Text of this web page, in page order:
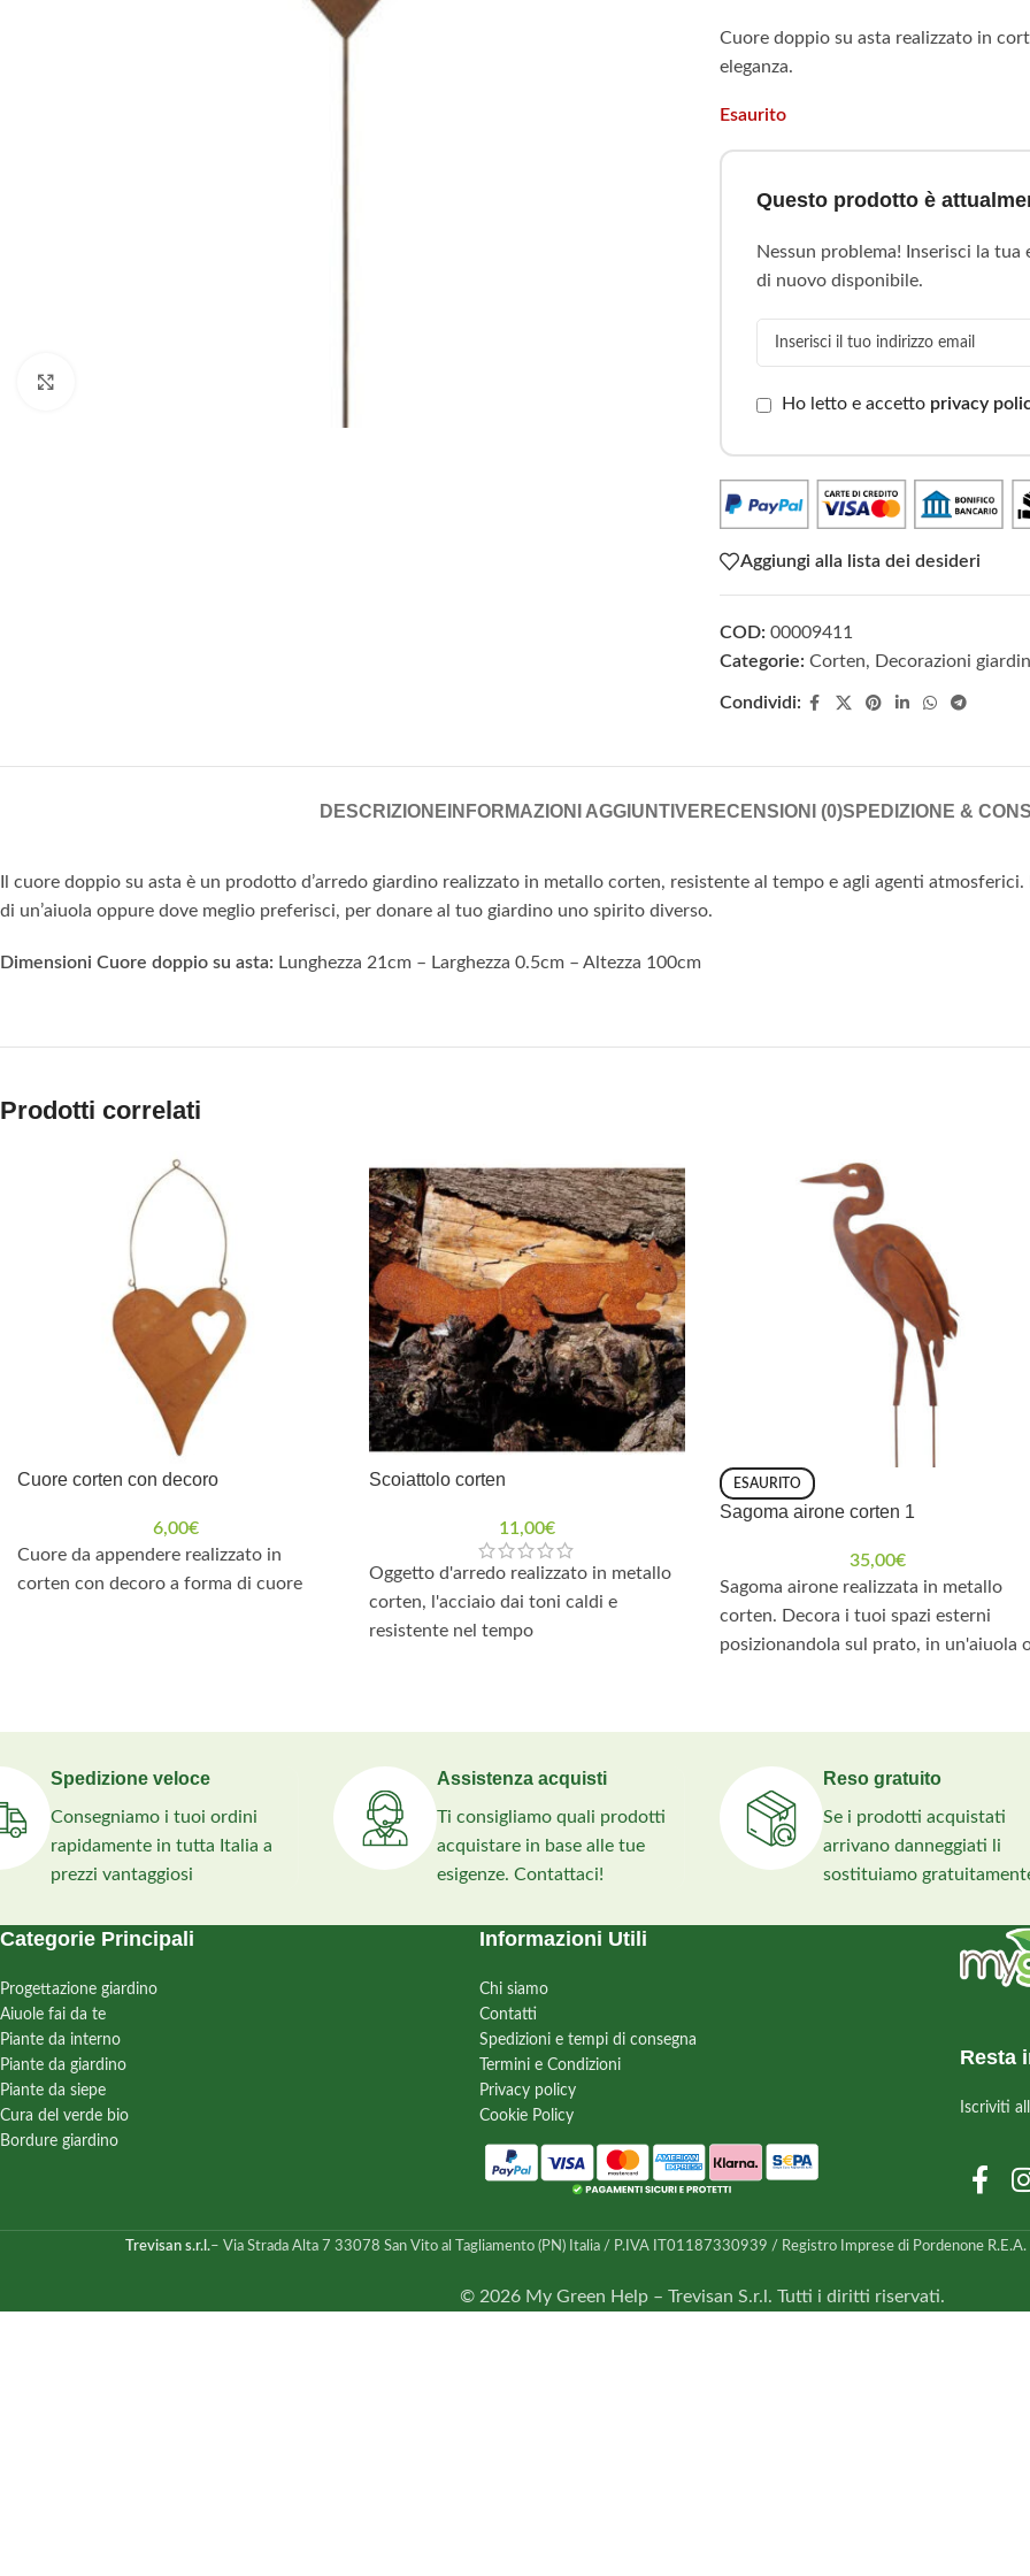
Cuore doppio su asta realizzato in
eleganza.
Esaurito
Questo prodotto è
Nessun problema! Inserisci la tua
di nuovo disponibile.
Ho letto e accetto privacy
Aggiungi alla lista dei desideri
COD: 00009411
Categorie: Corten, Decorazioni
Condividi:
DESCRIZIONE INFORMAZIONI AGGIUNTIVE RECENSIONI (0)SPEDIZIONE &
Il cuore doppio su asta è un prodotto d’arredo giardino realizzato in metallo corten, resistente al tempo e agli agenti
di un’aiuola oppure dove meglio preferisci, per donare al tuo giardino uno spirito diverso.
Dimensioni Cuore doppio su asta: Lunghezza 21cm – Larghezza 0.5cm – Altezza 100cm
Prodotti correlati
Cuore corten con decoro
6,00€
Cuore da appendere realizzato in
corten con decoro a forma di cuore
Scoiattolo corten
11,00€
Oggetto d'arredo realizzato in metallo
corten, l'acciaio dai toni caldi e
resistente nel tempo
ESAURITO
Sagoma airone corten 1
35,00€
Sagoma airone realizzata in metallo
corten. Decora i tuoi spazi esterni
posizionandola sul prato, in un'aiuola
Spedizione veloce
Consegniamo i tuoi ordini
rapidamente in tutta Italia a
prezzi vantaggiosi
Assistenza acquisti
Ti consigliamo quali prodotti
acquistare in base alle tue
esigenze. Contattaci!
Reso gratuito
Se i prodotti acquistati
arrivano danneggiati li
sostituiamo
Categorie Principali
Progettazione giardino
Aiuole fai da te
Piante da interno
Piante da giardino
Piante da siepe
Cura del verde bio
Bordure giardino
Informazioni Utili
Chi siamo
Contatti
Spedizioni e tempi di consegna
Termini e Condizioni
Privacy policy
Cookie Policy
Resta
Iscriviti
Trevisan s.r.l.– Via Strada Alta 7 33078 San Vito al Tagliamento (PN) Italia / P.IVA IT01187330939 / Registro Imprese di Pordenone
© 2026 My Green Help – Trevisan S.r.l. Tutti i diritti riservati.